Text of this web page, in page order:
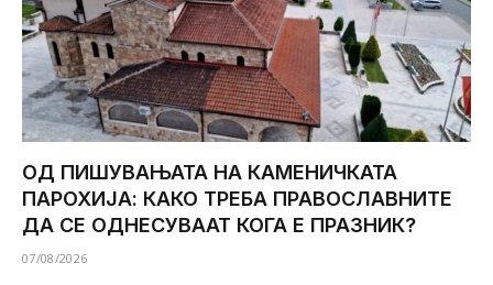
ОД ПИШУВАЊАТА НА КАМЕНИЧКАТА
ПАРОХИЈА: КАКО ТРЕБА ПРАВОСЛАВНИТЕ
ДА СЕ ОДНЕСУВААТ КОГА Е ПРАЗНИК?
07/08/2026